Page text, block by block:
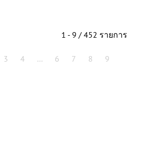
1 - 9 / 452 รายการ
3 4 ... 6 7 8
9